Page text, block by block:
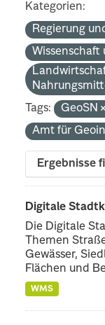
Kategorien:
Regierung
Tags:
GeoSN
Amt für
Ergebnisse
Digitale
Die Digitale
Themen
Gewässer,
Flächen und
WMS